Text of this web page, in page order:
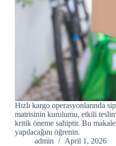
Hızlı kargo operasyonlarında
matrisinin kurulumu, etkili
kritik öneme sahiptir. Bu
yapılacağını öğrenin.
admin
April 1, 2026